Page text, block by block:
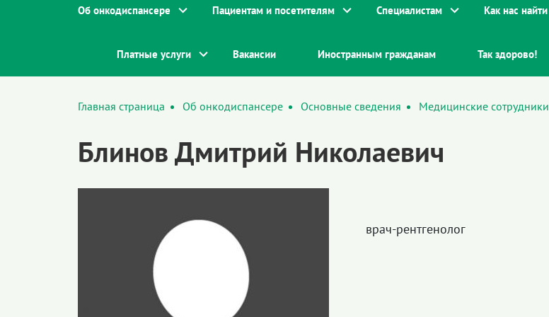
Об онкодиспансере Пациентам и посетителям Специалистам Как нас найти
Платные услуги Вакансии Иностранным гражданам Так здорово!
Главная страница Об онкодиспансере Основные сведения Медицинские сотрудники
Блинов Дмитрий Николаевич
врач-рентгенолог